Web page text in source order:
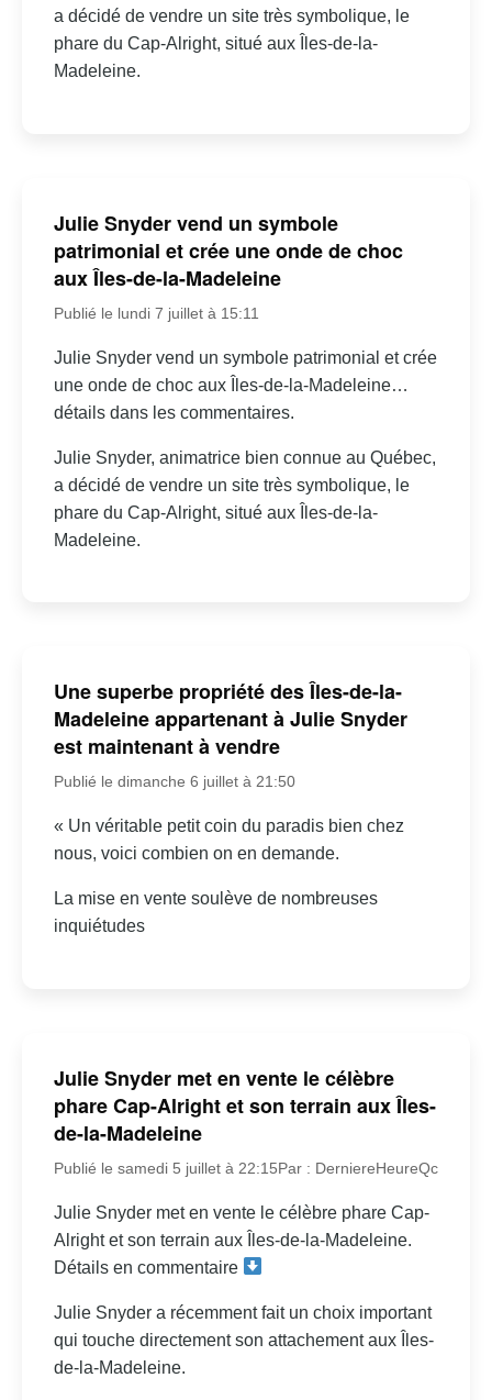
a décidé de vendre un site très symbolique, le
phare du Cap-Alright, situé aux Îles-de-la-
Madeleine.
Julie Snyder vend un symbole
patrimonial et crée une onde de choc
aux Îles-de-la-Madeleine
Publié le lundi 7 juillet à 15:11
Julie Snyder vend un symbole patrimonial et crée
une onde de choc aux Îles-de-la-Madeleine…
détails dans les commentaires.
Julie Snyder, animatrice bien connue au Québec,
a décidé de vendre un site très symbolique, le
phare du Cap-Alright, situé aux Îles-de-la-
Madeleine.
Une superbe propriété des Îles-de-la-
Madeleine appartenant à Julie Snyder
est maintenant à vendre
Publié le dimanche 6 juillet à 21:50
« Un véritable petit coin du paradis bien chez
nous, voici combien on en demande.
La mise en vente soulève de nombreuses
inquiétudes
Julie Snyder met en vente le célèbre
phare Cap-Alright et son terrain aux Îles-
de-la-Madeleine
Publié le samedi 5 juillet à 22:15Par : DerniereHeureQc
Julie Snyder met en vente le célèbre phare Cap-
Alright et son terrain aux Îles-de-la-Madeleine.
Détails en commentaire
Julie Snyder a récemment fait un choix important
qui touche directement son attachement aux Îles-
de-la-Madeleine.